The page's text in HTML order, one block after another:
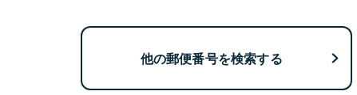
他の郵便番号を検索する